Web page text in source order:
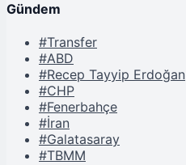
Gündem
#Transfer
#ABD
#Recep Tayyip Erdoğan
#CHP
#Fenerbahçe
#İran
#Galatasaray
#TBMM